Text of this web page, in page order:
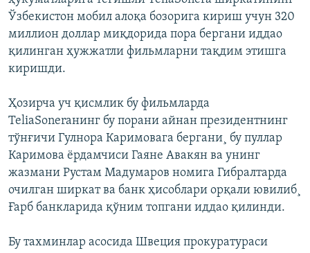
Ўзбекистон мобил алоқа бозорига кириш учун 320
миллион доллар миқдорида пора бергани иддао
қилинган ҳужжатли фильмларни тақдим этишга
киришди.
Ҳозирча уч қисмлик бу фильмларда
TeliaSoneraнинг бу порани айнан президентнинг
тўнғичи Гулнора Каримовага бергани¸ бу пуллар
Каримова ëрдамчиси Гаяне Авакян ва унинг
жазмани Рустам Мадумаров номига Гибралтарда
очилган ширкат ва банк ҳисоблари орқали ювилиб¸
Ғарб банкларида қўним топгани иддао қилинди.
Бу тахминлар асосида Швеция прокуратураси